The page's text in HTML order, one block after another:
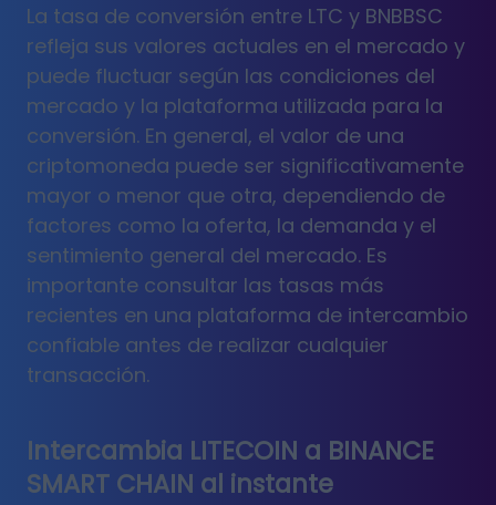
La tasa de conversión entre LTC y BNBBSC
refleja sus valores actuales en el mercado y
puede fluctuar según las condiciones del
mercado y la plataforma utilizada para la
conversión. En general, el valor de una
criptomoneda puede ser significativamente
mayor o menor que otra, dependiendo de
factores como la oferta, la demanda y el
sentimiento general del mercado. Es
importante consultar las tasas más
recientes en una plataforma de intercambio
confiable antes de realizar cualquier
transacción.
Intercambia LITECOIN a BINANCE
SMART CHAIN al instante